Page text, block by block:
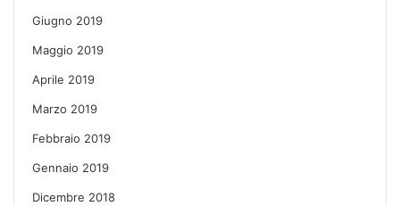
Giugno 2019
Maggio 2019
Aprile 2019
Marzo 2019
Febbraio 2019
Gennaio 2019
Dicembre 2018